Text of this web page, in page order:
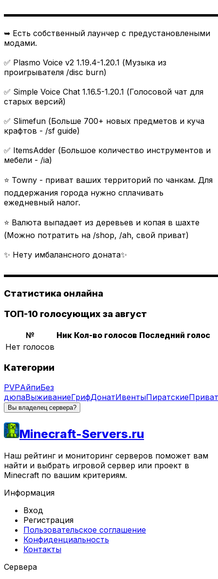
➥ Есть собственный лаунчер с предустановлеными
модами.
✅ Plasmo Voice v2 1.19.4-1.20.1 (Музыка из
проигрывателя /disc burn)
✅ Simple Voice Chat 1.16.5-1.20.1 (Голосовой чат для
старых версий)
✅ Slimefun (Больше 700+ новых предметов и куча
крафтов - /sf guide)
✅ ItemsAdder (Большое количество инструментов и
мебели - /ia)
⭐ Towny - приват ваших территорий по чанкам. Для
поддержания города нужно сплачивать
ежедневный налог.
⭐ Валюта выпадает из деревьев и копая в шахте
(Можно потратить на /shop, /ah, свой приват)
✨ Нету имбалансного доната✨
Статистика онлайна
ТОП-10 голосующих за август
№ Ник Кол-во голосов Последний голос
Нет голосов
Категории
PVPАйпиБез
дюпаВыживаниеГрифДонатИвентыПиратскиеПриват
Вы владелец сервера?
Minecraft-Servers.ru
Наш рейтинг и мониторинг серверов поможет вам
найти и выбрать игровой сервер или проект в
Minecraft по вашим критериям.
Информация
Вход
Регистрация
Пользовательское соглашение
Конфиденциальность
Контакты
Сервера